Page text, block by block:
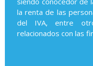
la renta de las
del IVA, entre
relacionados con las